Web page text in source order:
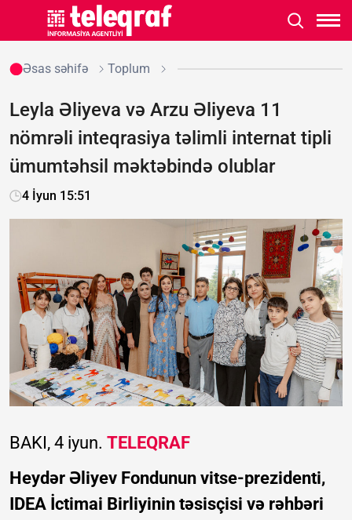
Əsas səhifə Toplum
Leyla Əliyeva və Arzu Əliyeva 11
nömrəli inteqrasiya təlimli internat tipli
ümumtəhsil məktəbində olublar
4 İyun 15:51
BAKI, 4 iyun. TELEQRAF
Heydər Əliyev Fondunun vitse-prezidenti,
IDEA İctimai Birliyinin təsisçisi və rəhbəri